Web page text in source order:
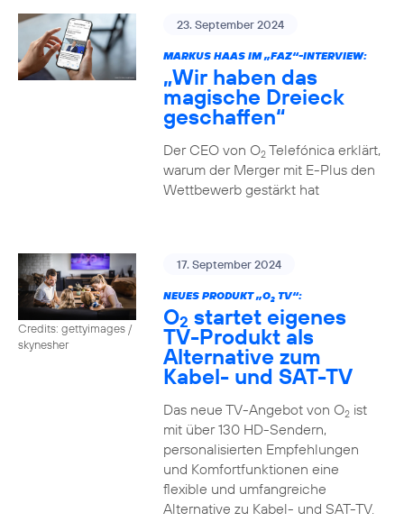
23. September 2024
MARKUS HAAS IM „FAZ“-INTERVIEW:
„Wir haben das
magische Dreieck
geschaffen“
Der CEO von O2Telefónica erklärt,
warum der Merger mit E-Plus den
Wettbewerb gestärkt hat
Credits: gettyimages /
skynesher
17. September 2024
NEUES PRODUKT „O2TV“:
O2 startet eigenes
TV-Produkt als
Alternative zum
Kabel- und SAT-TV
Das neue TV-Angebot von O2ist
mit über 130 HD-Sendern,
personalisierten Empfehlungen
und Komfortfunktionen eine
flexible und umfangreiche
Alternative zu Kabel- und SAT-TV.